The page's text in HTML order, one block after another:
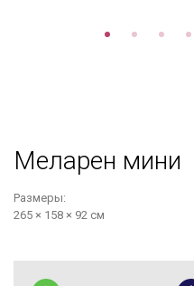
Меларен мини
Размеры:
265 × 158 × 92 см